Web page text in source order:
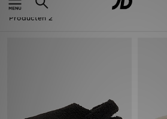
Sandalen - Crocs Cozzzy Slipper
Producten 2
New In